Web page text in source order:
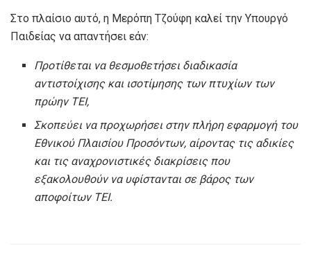
Στο πλαίσιο αυτό, η Μερόπη Τζούφη καλεί την Υπουργό
Παιδείας να απαντήσει εάν:
Προτίθεται να θεσμοθετήσει διαδικασία
αντιστοίχισης και ισοτίμησης των πτυχίων των
πρώην ΤΕΙ,
Σκοπεύει να προχωρήσει στην πλήρη εφαρμογή του
Εθνικού Πλαισίου Προσόντων, αίροντας τις αδικίες
και τις αναχρονιστικές διακρίσεις που
εξακολουθούν να υφίστανται σε βάρος των
αποφοίτων ΤΕΙ.